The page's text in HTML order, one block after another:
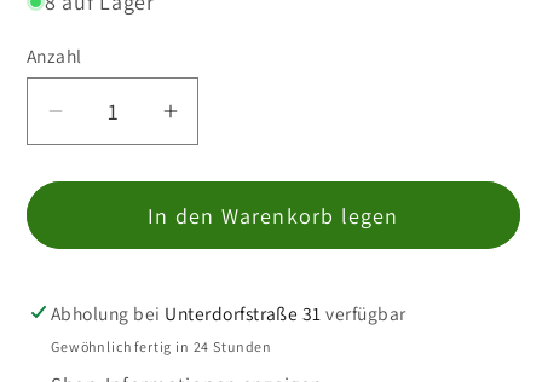
Anzahl
Anzahl
Verringere
Menge
Camponotus
Erhöhe
Menge
für
Camponotus
In den Warenkorb legen
Abholung bei Unterdorfstraße 31 verfügbar
Gewöhnlich fertig in 24 Stunden